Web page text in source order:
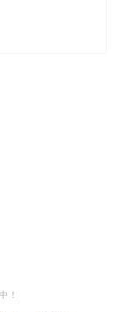
！